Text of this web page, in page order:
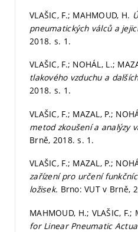
VLAŠIC, F.; MAHMOUD, H.
pneumatických válců a
2018. s. 1.
VLAŠIC, F.; NOHÁL, L.;
tlakového vzduchu a
2018. s. 1.
VLAŠIC, F.; MAZAL, P.;
metod zkoušení a analýzy
Brně, 2018.s. 1.
VLAŠIC, F.; MAZAL, P.;
zařízení pro určení
ložisek. Brno: VUT v Brně,
MAHMOUD, H.; VLAŠIC, F.;
for Linear Pneumatic